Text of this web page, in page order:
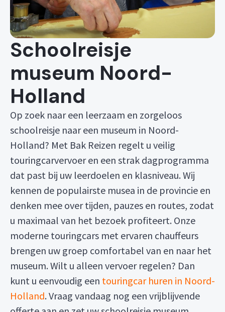
Schoolreisje
museum Noord-
Holland
Op zoek naar een leerzaam en zorgeloos
schoolreisje naar een museum in Noord-
Holland? Met Bak Reizen regelt u veilig
touringcarvervoer en een strak dagprogramma
dat past bij uw leerdoelen en klasniveau. Wij
kennen de populairste musea in de provincie en
denken mee over tijden, pauzes en routes, zodat
u maximaal van het bezoek profiteert. Onze
moderne touringcars met ervaren chauffeurs
brengen uw groep comfortabel van en naar het
museum. Wilt u alleen vervoer regelen? Dan
kunt u eenvoudig een touringcar huren in Noord-
Holland. Vraag vandaag nog een vrijblijvende